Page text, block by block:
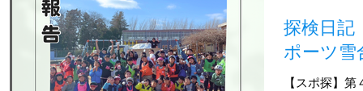
探検日記
ポーツ雪
【スポ探】